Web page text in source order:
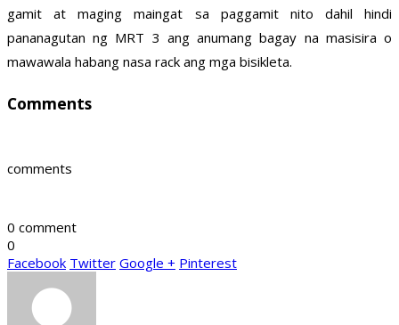
gamit at maging maingat sa paggamit nito dahil hindi
pananagutan ng MRT 3 ang anumang bagay na masisira o
mawawala habang nasa rack ang mga bisikleta.
Comments
comments
0 comment
0
Facebook Twitter Google + Pinterest